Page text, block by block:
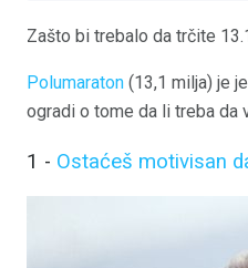
Zašto bi trebalo da trčite
Polumaraton (13,1 milja) je
ogradi o tome da li treba da
1 - Ostaćeš motivisan